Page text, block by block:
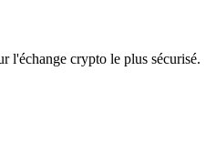
l'échange crypto le plus sécurisé.